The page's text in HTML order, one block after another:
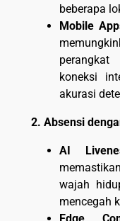
beberapa
Mobile
koneksi
akurasi
2. Absensi
AI
wajah
mencegah